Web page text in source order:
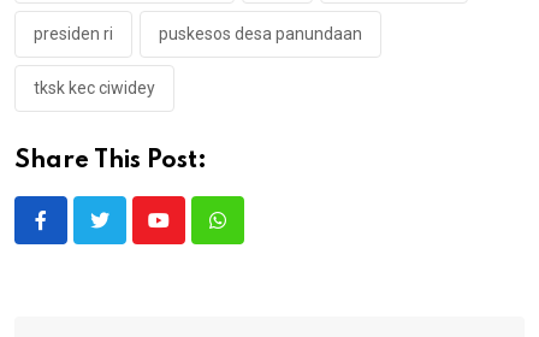
presiden ri puskesos desa panundaan
tksk kec ciwidey
Share This Post:
YoutubeWhatsapp